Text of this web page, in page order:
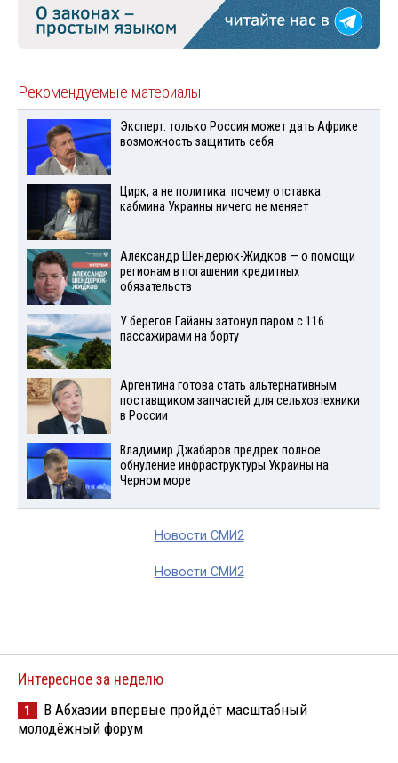
Рекомендуемые материалы
Эксперт: только Россия может дать Африке
возможность защитить себя
Цирк, а не политика: почему отставка
кабмина Украины ничего не меняет
Александр Шендерюк-Жидков — о помощи
регионам в погашении кредитных
обязательств
У берегов Гайаны затонул паром с 116
пассажирами на борту
Аргентина готова стать альтернативным
поставщиком запчастей для сельхозтехники
в России
Владимир Джабаров предрек полное
обнуление инфраструктуры Украины на
Черном море
Новости СМИ2
Новости СМИ2
Интересное за неделю
1
В Абхазии впервые пройдёт масштабный
молодёжный форум